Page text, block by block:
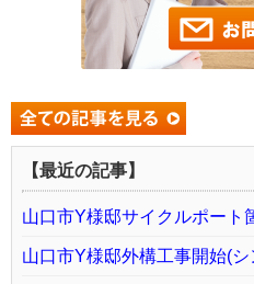
【最近の記事】
山口市Y様邸サイクルポート
山口市Y様邸外構工事開始(